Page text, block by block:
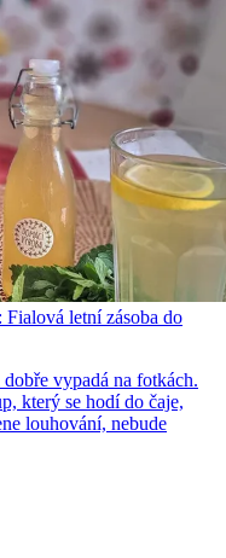
letní zásoba do
vypadá na fotkách.
který se hodí do čaje,
louhování, nebude